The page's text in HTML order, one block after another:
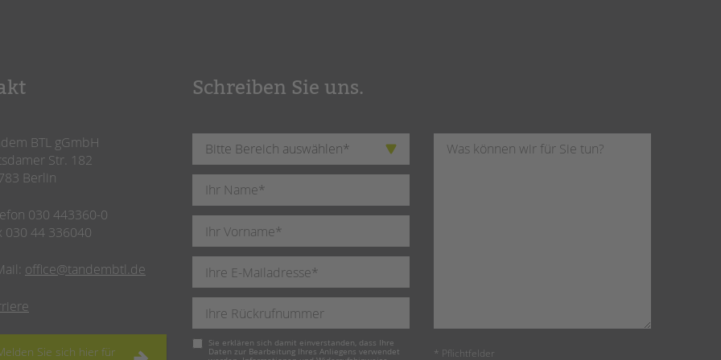
BTL gGmbH
Str. 182
Berlin
030 443360-0
030 44 336040
office@tandembtl.de
Sie sich hier für
Schreiben Sie uns.
Pflichtfeld
Sie erklären sich damit einverstanden, dass Ihre
Daten zur Bearbeitung Ihres Anliegens verwendet * Pflichtfelder